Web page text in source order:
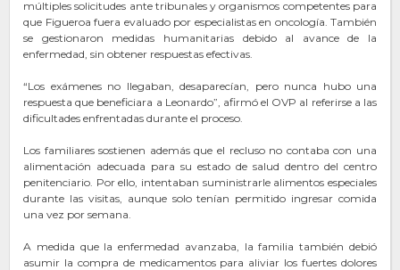
múltiples solicitudes ante tribunales y organismos competentes para
que Figueroa fuera evaluado por especialistas en oncología. También
se gestionaron medidas humanitarias debido al avance de la
enfermedad, sin obtener respuestas efectivas.
“Los exámenes no llegaban, desaparecían, pero nunca hubo una
respuesta que beneficiara a Leonardo”, afirmó el OVP al referirse a las
dificultades enfrentadas durante el proceso.
Los familiares sostienen además que el recluso no contaba con una
alimentación adecuada para su estado de salud dentro del centro
penitenciario. Por ello, intentaban suministrarle alimentos especiales
durante las visitas, aunque solo tenían permitido ingresar comida
una vez por semana.
A medida que la enfermedad avanzaba, la familia también debió
asumir la compra de medicamentos para aliviar los fuertes dolores